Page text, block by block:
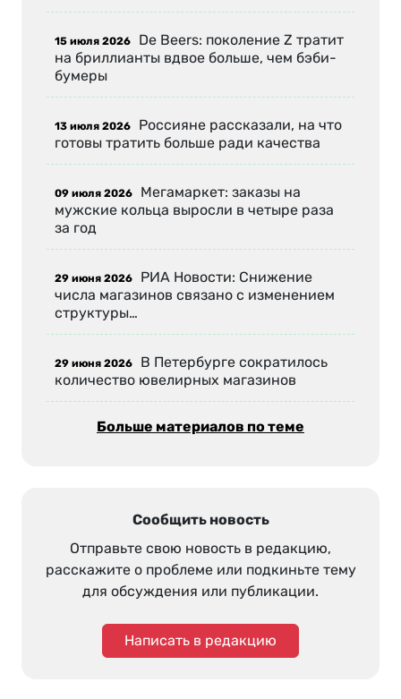
15 июля 2026 De Beers: поколение Z тратит
на бриллианты вдвое больше, чем бэби-
бумеры
13 июля 2026 Россияне рассказали, на что
готовы тратить больше ради качества
09 июля 2026 Мегамаркет: заказы на
мужские кольца выросли в четыре раза
за год
29 июня 2026 РИА Новости: Снижение
числа магазинов связано с изменением
структуры…
29 июня 2026 В Петербурге сократилось
количество ювелирных магазинов
Больше материалов по теме
Сообщить новость
Отправьте свою новость в редакцию,
расскажите о проблеме или подкиньте тему
для обсуждения или публикации.
Написать в редакцию